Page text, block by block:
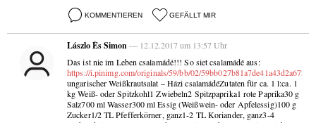
KOMMENTIEREN GEFÄLLT MIR
Lászlo És Simon— 12.12.2017 um 13:57 Uhr
Das ist nie im Leben csalamádé!!! So siet csalamádé aus:
https://i.pinimg.com/originals/59/bb/02/
ungarischer Weißkrautsalat – Házi csalamádéZutaten für ca. 1 l:ca. 1
kg Weiß- oder Spitzkohl1 Zwiebeln2 Spitzpaprika1 rote Paprika30 g
Salz700 ml Wasser300 ml Essig (Weißwein- oder Apfelessig)100 g
Zucker1/2 TL Pfefferkörner, ganz1-2 TL Koriander, ganz3-4